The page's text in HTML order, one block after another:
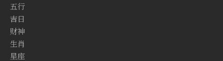
五行
吉日
财神
生肖
星座